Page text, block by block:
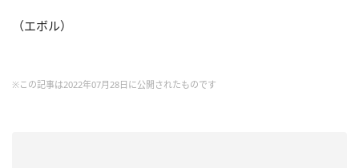
（エボル）
※この記事は2022年07月28日に公開されたものです